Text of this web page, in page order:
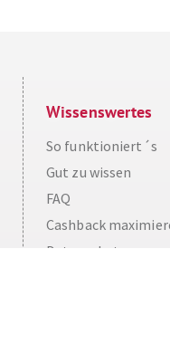
law
Wissenswertes
So funktioniert´s
Gut zu wissen
FAQ
Cashback
Datenschutz